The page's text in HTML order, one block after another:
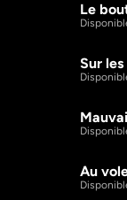
S3 E5
Le
S4 E5
Sur
S5 E5
S6 E5
Au